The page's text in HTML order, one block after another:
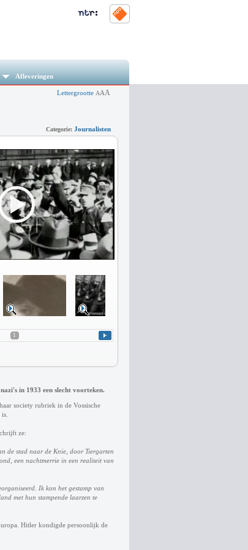
Afleveringen
Lettergrootte AAA
Categorie: Journalisten
1
in 1933 een slecht voorteken.
society rubriek in de Vossische
ze:
de stad naar de Knie, door Tiergarten
een nachtmerrie in een realiteit van
Ik kon het gestamp van
met hun stampende laarzen te
Hitler kondigde persoonlijk de